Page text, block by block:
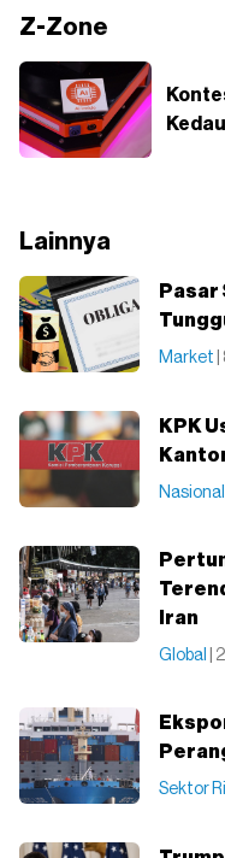
Z-Zone
Lainnya
Pasar
Market
KPK
Nasional
Iran
Global |
Sektor